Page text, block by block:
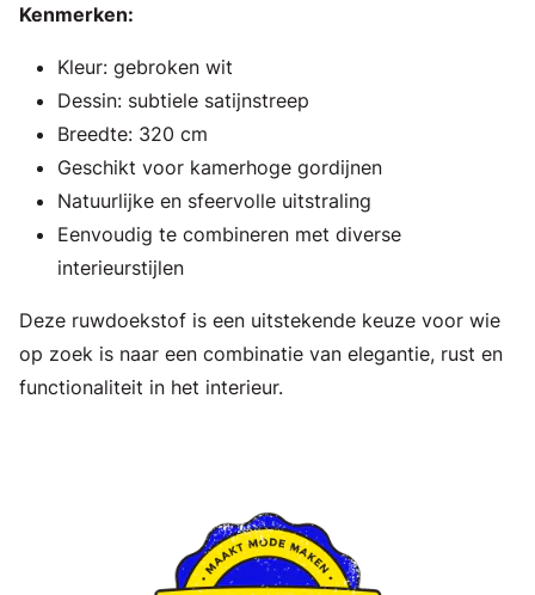
Kenmerken:
Kleur: gebroken wit
Dessin: subtiele satijnstreep
Breedte: 320 cm
Geschikt voor kamerhoge gordijnen
Natuurlijke en sfeervolle uitstraling
Eenvoudig te combineren met diverse
interieurstijlen
Deze ruwdoekstof is een uitstekende keuze voor wie
op zoek is naar een combinatie van elegantie, rust en
functionaliteit in het interieur.